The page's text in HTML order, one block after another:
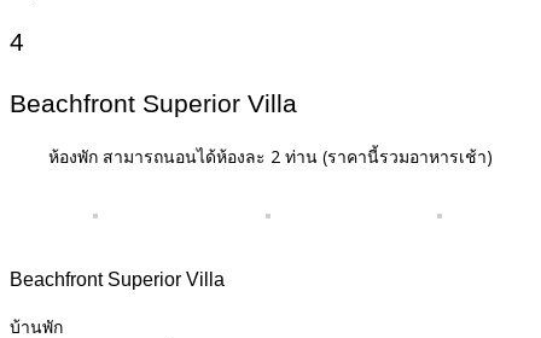
4
Beachfront Superior Villa
ห้องพัก สามารถนอนได้ห้องละ 2 ท่าน (ราคานี้รวมอาหารเช้า)
Beachfront Superior Villa
บ้านพัก